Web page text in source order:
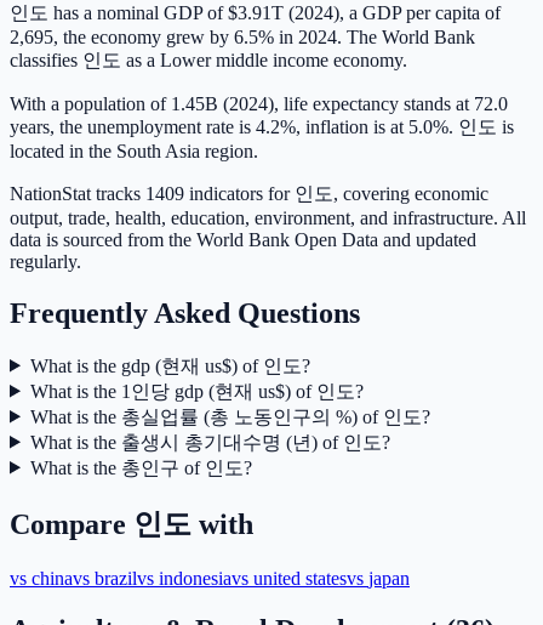
인도 has a nominal GDP of $3.91T (2024), a GDP per capita of
2,695, the economy grew by 6.5% in 2024. The World Bank
classifies 인도 as a Lower middle income economy.
With a population of 1.45B (2024), life expectancy stands at 72.0
years, the unemployment rate is 4.2%, inflation is at 5.0%. 인도 is
located in the South Asia region.
NationStat tracks 1409 indicators for 인도, covering economic
output, trade, health, education, environment, and infrastructure. All
data is sourced from the World Bank Open Data and updated
regularly.
Frequently Asked Questions
What is the gdp (현재 us$) of 인도?
What is the 1인당 gdp (현재 us$) of 인도?
What is the 총실업률 (총 노동인구의 %) of 인도?
What is the 출생시 총기대수명 (년) of 인도?
What is the 총인구 of 인도?
Compare 인도 with
vs chinavs brazilvs indonesiavs united statesvs japan